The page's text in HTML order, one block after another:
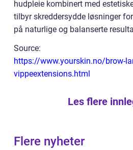
hudpleie kombinert med
tilbyr skreddersydde løsninger
på naturlige og balanserte
Source:
https://www.yourskin.no/brow-
vippeextensions.html
Les flere
Flere nyheter